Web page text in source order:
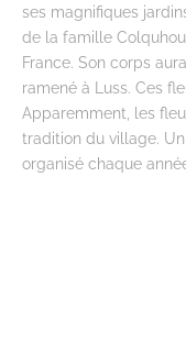
ses magnifiques
de la famille
France. Son corps
ramené à Luss. Ces
Apparemment, les
tradition du village.
organisé chaque